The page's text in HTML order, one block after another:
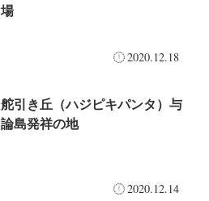
場
2020.12.18
舵引き丘（ハジピキパンタ）与
論島発祥の地
2020.12.14